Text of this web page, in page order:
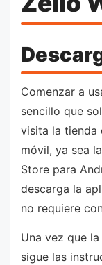
Comenzar a
sencillo que
visita la tienda
móvil, ya sea
Store para
descarga la
no requiere
Una vez que
sigue las